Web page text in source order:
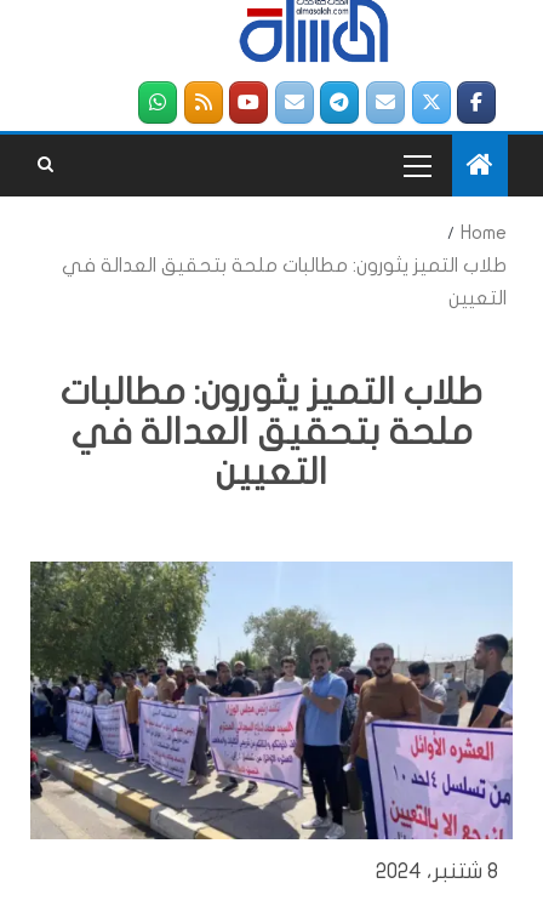
Home
طلاب التميز يثورون: مطالبات ملحة بتحقيق العدالة في
التعيين
طلاب التميز يثورون: مطالبات
ملحة بتحقيق العدالة في
التعيين
8 شتنبر، 2024